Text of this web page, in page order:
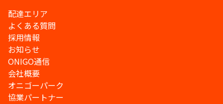
配達エリア
よくある質問
採用情報
お知らせ
ONIGO通信
会社概要
オニゴーパーク
協業パートナー